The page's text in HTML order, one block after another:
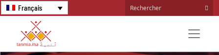
Français